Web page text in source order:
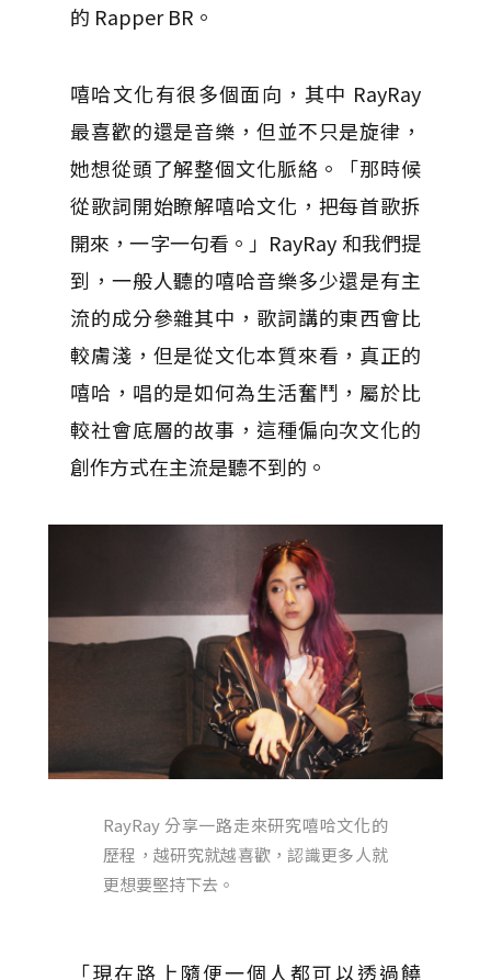
的 Rapper BR。
嘻哈文化有很多個面向，其中 RayRay
最喜歡的還是音樂，但並不只是旋律，
她想從頭了解整個文化脈絡。「那時候
從歌詞開始瞭解嘻哈文化，把每首歌拆
開來，一字一句看。」RayRay 和我們提
到，一般人聽的嘻哈音樂多少還是有主
流的成分參雜其中，歌詞講的東西會比
較膚淺，但是從文化本質來看，真正的
嘻哈，唱的是如何為生活奮鬥，屬於比
較社會底層的故事，這種偏向次文化的
創作方式在主流是聽不到的。
RayRay 分享一路走來研究嘻哈文化的
歷程，越研究就越喜歡，認識更多人就
更想要堅持下去。
「現在路上隨便一個人都可以透過饒